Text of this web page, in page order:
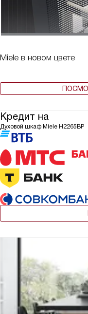
Miele в новом цвете
Кредит на
Духовой шкаф Miele H2265BP